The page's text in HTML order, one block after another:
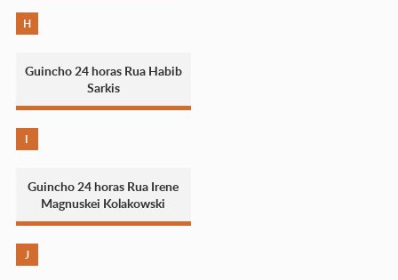
H
Guincho 24 horas Rua Habib
Sarkis
I
Guincho 24 horas Rua Irene
Magnuskei Kolakowski
J